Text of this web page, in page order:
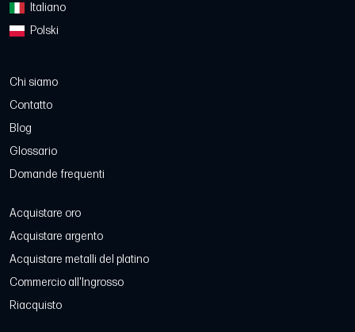
Italiano
Polski
Chi siamo
Contatto
Blog
Glossario
Domande frequenti
Acquistare oro
Acquistare argento
Acquistare metalli del platino
Commercio all'Ingrosso
Riacquisto